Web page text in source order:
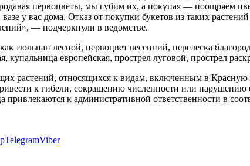
первоцветы, мы губим их, а покупая — поощряем
вазе у вас дома. Отказ от покупки букетов из таких
— подчеркнули в ведомстве.
тюльпан лесной, первоцвет весенний, перелеска
европейская, прострел луговой, прострел
растений, относящихся к видам, включенным в
к гибели, сокращению численности или
к административной ответственности в
TelegramViber